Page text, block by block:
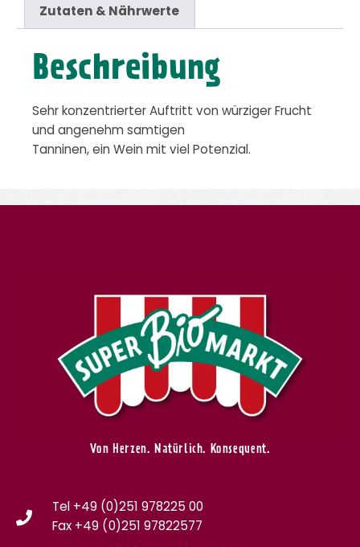
Zutaten & Nährwerte
Beschreibung
Sehr konzentrierter Auftritt von würziger Frucht
und angenehm samtigen
Tanninen, ein Wein mit viel Potenzial.
Von Herzen. Natürlich. Konsequent.
Tel +49 (0)251 978225 00
Fax +49 (0)251 97822577